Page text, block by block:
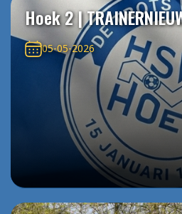
Hoek 2 |
05-05-2026